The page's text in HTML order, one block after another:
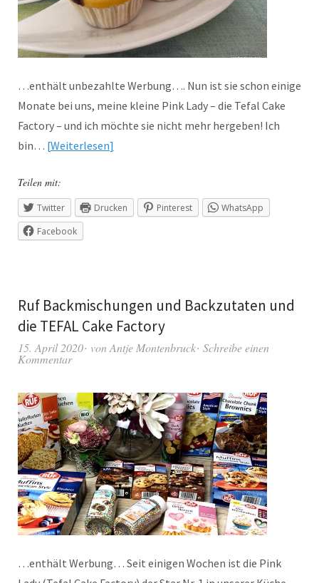
…enthält unbezahlte Werbung…. Nun ist sie schon einige
Monate bei uns, meine kleine Pink Lady – die Tefal Cake
Factory – und ich möchte sie nicht mehr hergeben! Ich
bin… Weiterlesen
Teilen mit:
Twitter Drucken Pinterest
WhatsApp
Facebook
Ruf Backmischungen und Backzutaten und
die TEFAL Cake Factory
15. April 2020 vonAntje Montenbruck Schreibe einen
Kommentar
…enthält Werbung… Seit einigen Wochen ist die Pink